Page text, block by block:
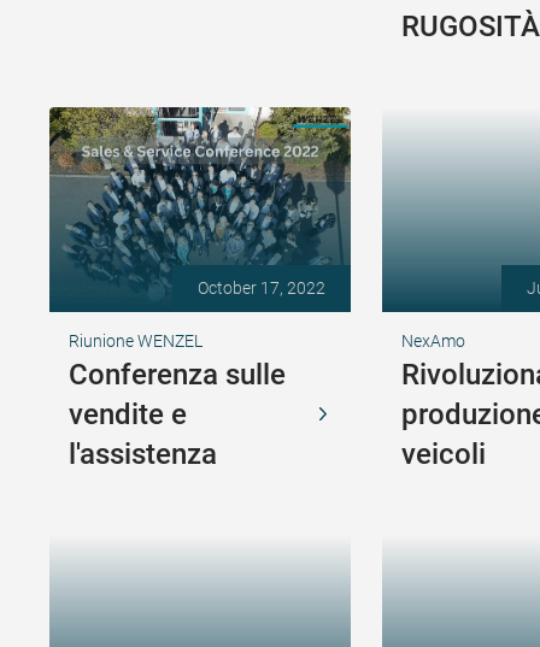
RUGOSITÀ
October 17, 2022
Riunione WENZEL
Conferenza sulle
vendite e
l'assistenza
NexAmo
veicoli